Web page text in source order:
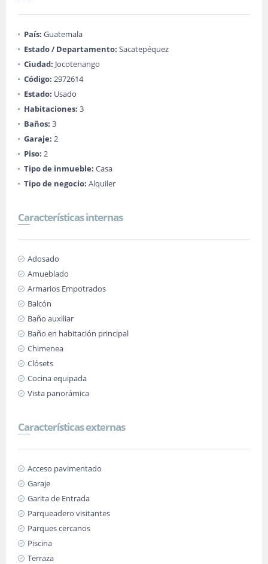
País: Guatemala
Estado / Departamento: Sacatepéquez
Ciudad: Jocotenango
Código: 2972614
Estado: Usado
Habitaciones: 3
Baños: 3
Garaje: 2
Piso: 2
Tipo de inmueble: Casa
Tipo de negocio: Alquiler
Características internas
Adosado
Amueblado
Armarios Empotrados
Balcón
Baño auxiliar
Baño en habitación principal
Chimenea
Clósets
Cocina equipada
Vista panorámica
Características externas
Acceso pavimentado
Garaje
Garita de Entrada
Parqueadero visitantes
Parques cercanos
Piscina
Terraza